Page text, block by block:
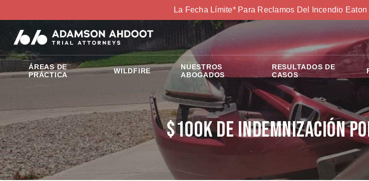
La Fecha Límite* Para Reclamos Del Incendio
ÁREAS DE
PRÁCTICA
WILDFIRE
NUESTROS
ABOGADOS
RESULTADOS DE
CASOS
$100K de Indemnización